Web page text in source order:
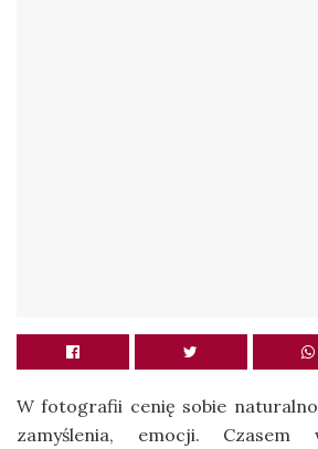
W fotografii cenię sobie
zamyślenia, emocji. Czasem